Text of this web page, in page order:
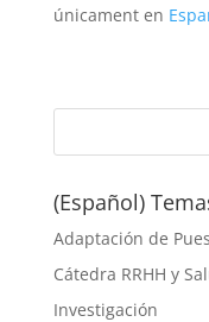
únicament en
(Español)
Adaptación de
Cátedra RRHH y
Investigación